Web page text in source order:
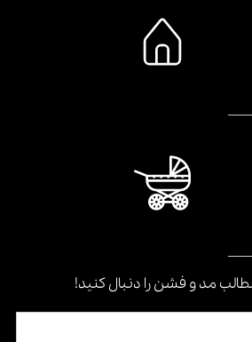
مد و فشن را دنبال کنید!